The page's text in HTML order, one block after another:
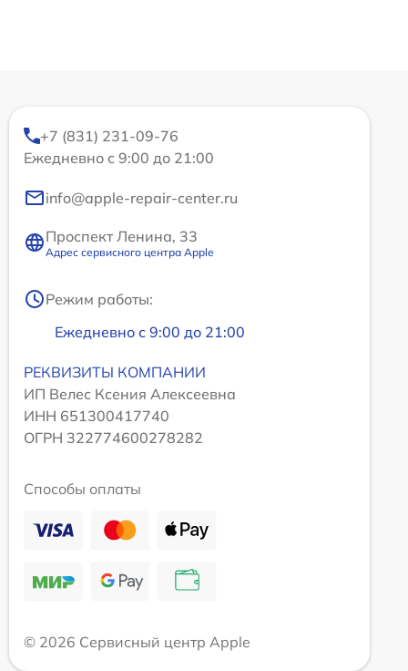
+7 (831) 231-09-76
Ежедневно с 9:00 до 21:00
info@apple-repair-center.ru
Проспект Ленина, 33
Адрес сервисного центра Apple
Режим работы:
Ежедневно с 9:00 до 21:00
РЕКВИЗИТЫ КОМПАНИИ
ИП Велес Ксения Алексеевна
ИНН 651300417740
ОГРН 322774600278282
Способы оплаты
© 2026 Сервисный центр Apple